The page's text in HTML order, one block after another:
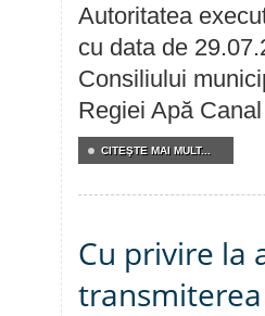
Autoritatea
cu data de
Consiliului
Regiei Apă
CITEŞTE MAI MULT...
Cu privire la